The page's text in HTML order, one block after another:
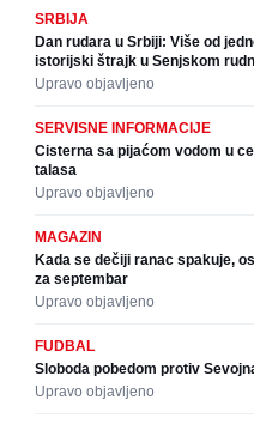
SRBIJA
Dan rudara u Srbiji: Više od
istorijski štrajk u Senjskom
Upravo objavljeno
SERVISNE INFORMACIJE
Cisterna sa pijaćom vodom u
talasa
Upravo objavljeno
MAGAZIN
Kada se dečiji ranac spakuje,
za septembar
Upravo objavljeno
FUDBAL
Sloboda pobedom protiv
Upravo objavljeno